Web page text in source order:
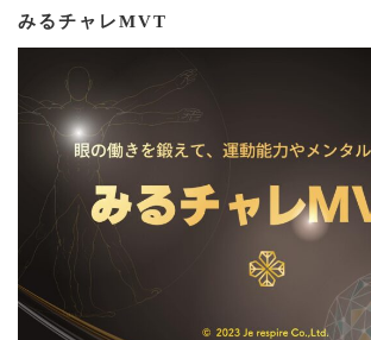
みるチャレMVT